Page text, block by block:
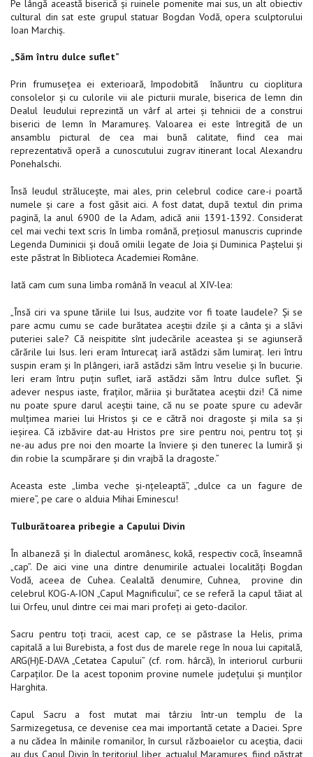
Pe lângă această biserică şi ruinele pomenite mai sus, un alt obiectiv
cultural din sat este grupul statuar Bogdan Vodă, opera sculptorului
Ioan Marchiş.
„Săm întru dulce suflet”
Prin frumuseţea ei exterioară, împodobită înăuntru cu cioplitura
consolelor şi cu culorile vii ale picturii murale, biserica de lemn din
Dealul Ieudului reprezintă un vârf al artei şi tehnicii de a construi
biserici de lemn în Maramureş. Valoarea ei este întregită de un
ansamblu pictural de cea mai bună calitate, fiind cea mai
reprezentativă operă a cunoscutului zugrav itinerant local Alexandru
Ponehalschi.
Însă Ieudul străluceşte, mai ales, prin celebrul codice care-i poartă
numele şi care a fost găsit aici. A fost datat, după textul din prima
pagină, la anul 6900 de la Adam, adică anii 1391-1392. Considerat
cel mai vechi text scris în limba română, preţiosul manuscris cuprinde
Legenda Duminicii şi două omilii legate de Joia şi Duminica Paştelui şi
este păstrat în Biblioteca Academiei Române.
Iată cam cum suna limba română în veacul al XIV-lea:
„Însă ciri va spune tăriile lui Isus, audzite vor fi toate laudele? Şi se
pare acmu cumu se cade burătatea aceştii dzile şi a cânta şi a slăvi
puteriei sale? Că neispitite sînt judecările aceastea şi se agiunseră
cărările lui Isus. Ieri eram înturecaţ iară astădzi săm lumiraţ. Ieri întru
suspin eram şi în plângeri, iară astădzi săm întru veselie şi în bucurie.
Ieri eram întru puţin suflet, iară astădzi săm întru dulce suflet. Şi
adever nespus iaste, fraţilor, măriia şi burătatea aceştii dzi! Că nime
nu poate spure darul aceştii taine, că nu se poate spure cu adevăr
mulţimea mariei lui Hristos şi ce e cătră noi dragoste şi mila sa şi
ieşirea. Că izbăvire dat-au Hristos pre sire pentru noi, pentru toţ şi
ne-au adus pre noi den moarte la înviere şi den tunerec la lumiră şi
din robie la scumpărare şi din vrajbă la dragoste.”
Aceasta este „limba veche şi-nţeleaptă”, „dulce ca un fagure de
miere”, pe care o alduia Mihai Eminescu!
Tulburătoarea pribegie a Capului Divin
În albaneză şi în dialectul aromânesc, kokă, respectiv cocă, înseamnă
„cap”. De aici vine una dintre denumirile actualei localităţi Bogdan
Vodă, aceea de Cuhea. Cealaltă denumire, Cuhnea, provine din
celebrul KOG-A-ION „Capul Magnificului”, ce se referă la capul tăiat al
lui Orfeu, unul dintre cei mai mari profeţi ai geto-dacilor.
Sacru pentru toţi tracii, acest cap, ce se păstrase la Helis, prima
capitală a lui Burebista, a fost dus de marele rege în noua lui capitală,
ARG(H)E-DAVA „Cetatea Capului” (cf. rom. hârcă), în interiorul curburii
Carpaţilor. De la acest toponim provine numele judeţului şi munţilor
Harghita.
Capul Sacru a fost mutat mai târziu într-un templu de la
Sarmizegetusa, ce devenise cea mai importantă cetate a Daciei. Spre
a nu cădea în mâinile romanilor, în cursul războaielor cu aceştia, dacii
au dus Capul Divin în teritoriul liber, actualul Maramureş, fiind păstrat